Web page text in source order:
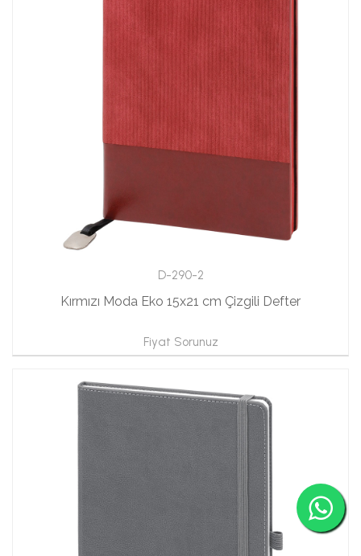
D-290-2
Kırmızı Moda Eko 15x21 cm Çizgili Defter
Fiyat Sorunuz